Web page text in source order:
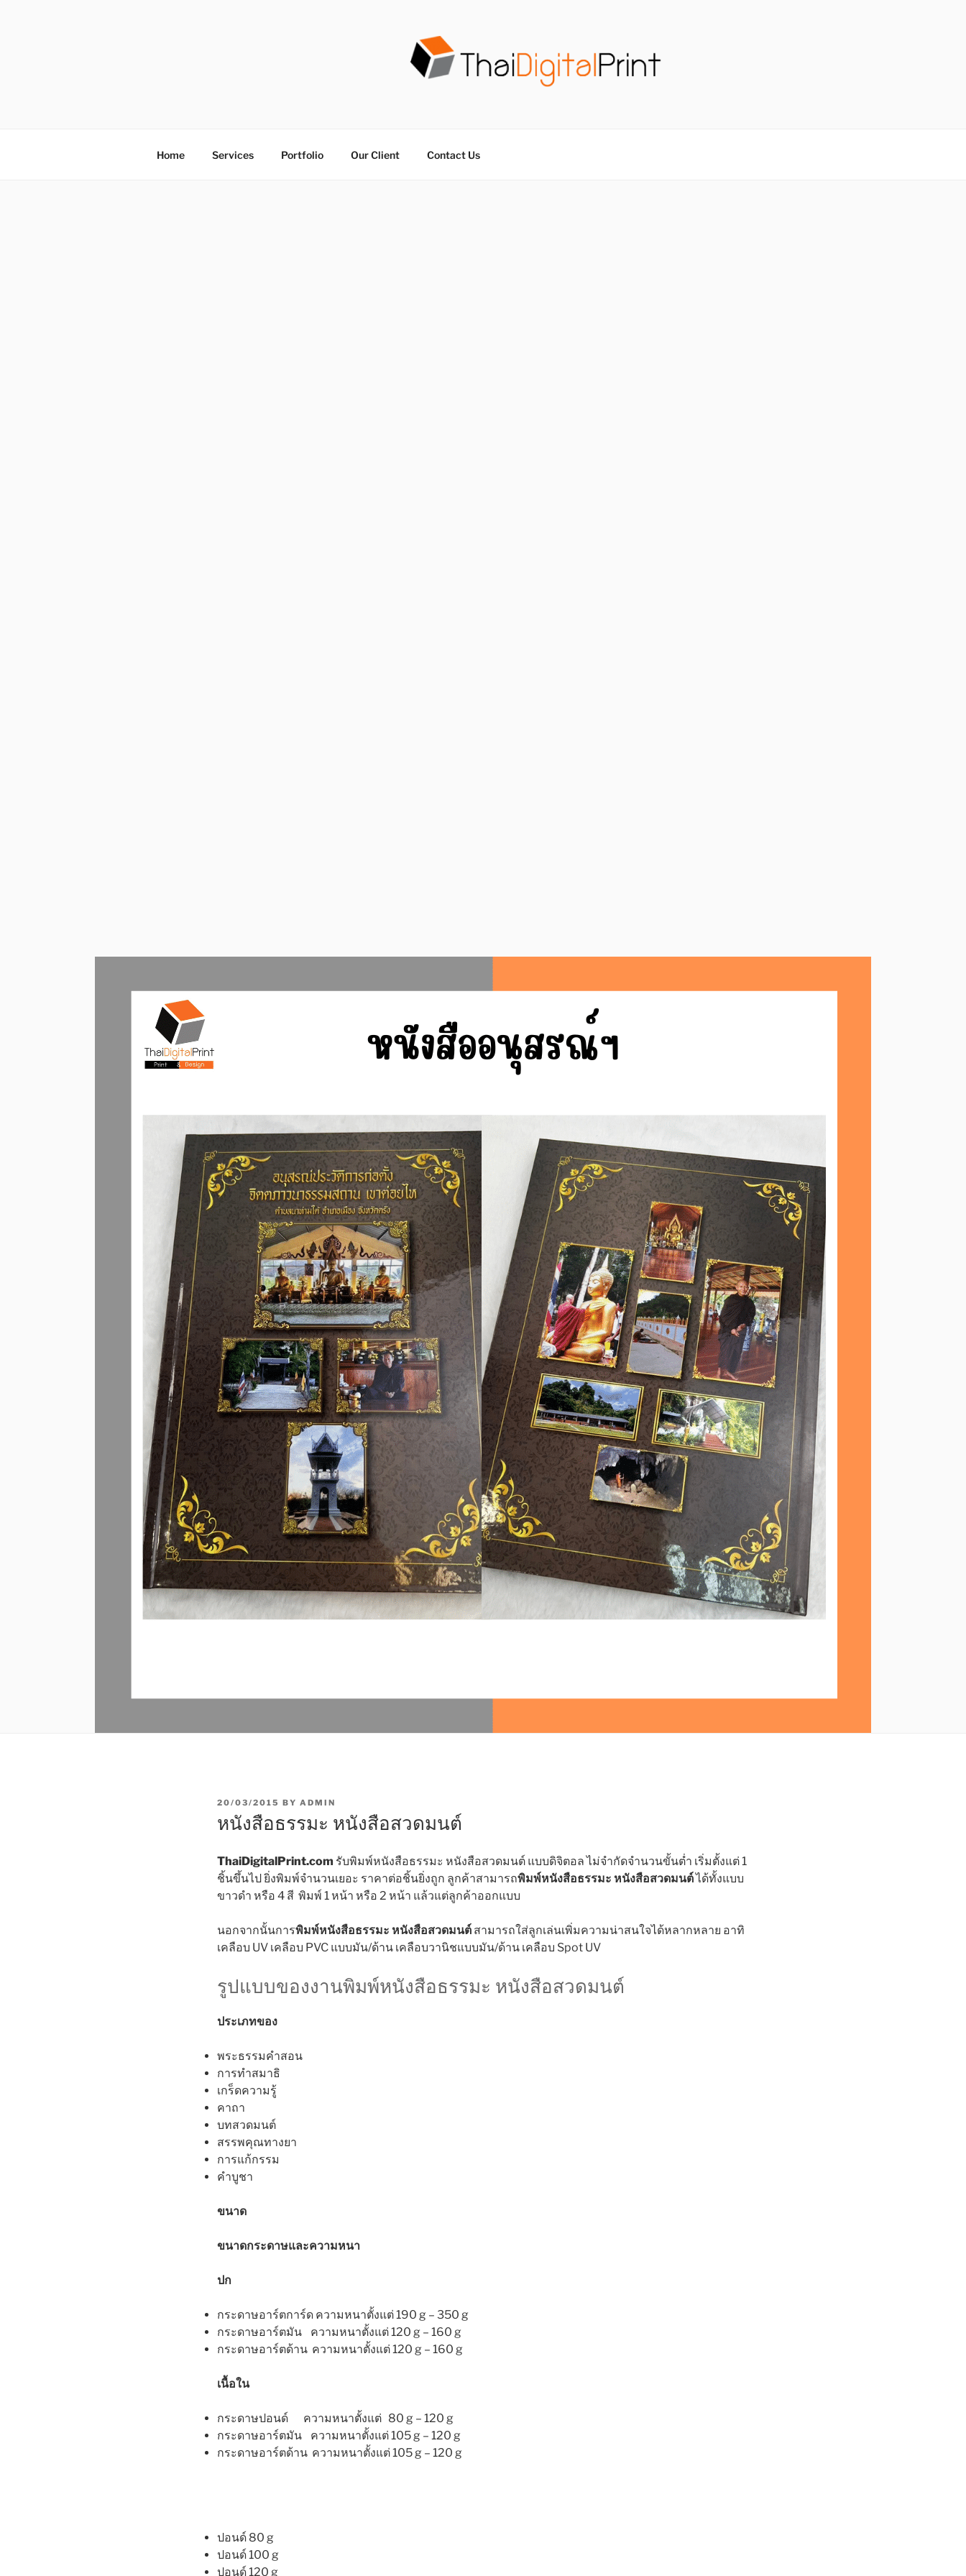
Home Services Portfolio Our Client Contact Us
P
S
D
O
N
20/03/2015 BY ADMIN
หนังสือธรรมะ หนังสือสวดมนต์
ThaiDigitalPrint.com รับพิมพ์หนังสือธรรมะ หนังสือสวดมนต์ แบบดิจิตอล ไม่จำกัดจำนวนขั้นต่ำ เริ่มตั้งแต่ 1
ชิ้นขึ้นไป ยิ่งพิมพ์จำนวนเยอะ ราคาต่อชิ้นยิ่งถูก ลูกค้าสามารถพิมพ์หนังสือธรรมะ หนังสือสวดมนต์ได้ทั้งแบบ
ขาวดำ หรือ 4 สี พิมพ์ 1 หน้า หรือ 2 หน้า แล้วแต่ลูกค้าออกแบบ
นอกจากนั้นการพิมพ์หนังสือธรรมะ หนังสือสวดมนต์ สามารถใส่ลูกเล่นเพิ่มความน่าสนใจได้หลากหลาย อาทิ
เคลือบ UV เคลือบ PVC แบบมัน/ด้าน เคลือบวานิชแบบมัน/ด้าน เคลือบ Spot UV
รูปแบบของงานพิมพ์หนังสือธรรมะ หนังสือสวดมนต์
ประเภทของ
พระธรรมคำสอน
การทำสมาธิ
เกร็ดความรู้
คาถา
บทสวดมนต์
สรรพคุณทางยา
การแก้กรรม
คำบูชา
ขนาด
ขนาดกระดาษและความหนา
ปก
กระดาษอาร์ตการ์ด ความหนาตั้งแต่ 190 g – 350 g
กระดาษอาร์ตมัน ความหนาตั้งแต่ 120 g – 160 g
กระดาษอาร์ตด้าน ความหนาตั้งแต่ 120 g – 160 g
เนื้อใน
กระดาษปอนด์ ความหนาตั้งแต่ 80 g – 120 g
กระดาษอาร์ตมัน ความหนาตั้งแต่ 105 g – 120 g
กระดาษอาร์ตด้าน ความหนาตั้งแต่ 105 g – 120 g
ปอนด์ 80 g
ปอนด์ 100 g
ปอนด์ 120 g